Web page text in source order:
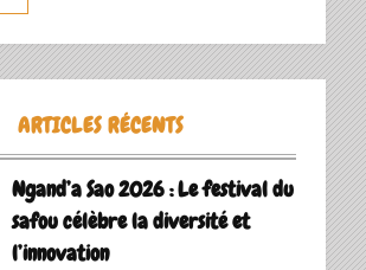
ARTICLES RÉCENTS
Ngand’a Sao 2026 : Le festival du
safou célèbre la diversité et
l’innovation